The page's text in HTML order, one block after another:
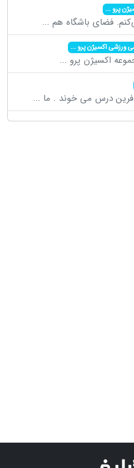
پرو...
فضای باشگاه هم ...
ورزشی اکسیژن پرو...
اکسیژن پرو ...
درس می خوند . ما ...